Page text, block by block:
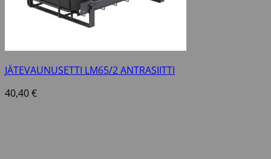
JÄTEVAUNUSETTI LM65/2 ANTRASIITTI
40,40€